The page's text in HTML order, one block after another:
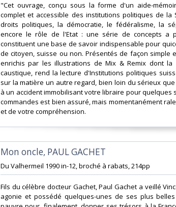
‎"Cet ouvrage, conçu sous la forme d'un aide-
complet et accessible des institutions politiques de la
droits politiques, la démocratie, le fédéralisme, la
encore le rôle de l'Etat : une série de concepts a
constituent une base de savoir indispensable pour
de citoyen, suisse ou non. Présentés de façon simple
enrichis par les illustrations de Mix & Remix dont la
caustique, rend la lecture d'Institutions politiques
sur la matière un autre regard, bien loin du sérieux
à un accident immobilisant votre libraire pour quelques
commandes est bien assuré, mais momentanément
et de votre compréhension.‎
‎Mon oncle, PAUL GACHET‎
‎Du Valhermeil 1990 in-12, broché à rabats, 214pp‎
‎Fils du célèbre docteur Gachet, Paul Gachet a veillé
agonie et possédé quelques-unes de ses plus